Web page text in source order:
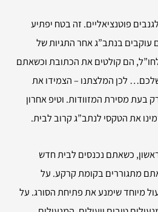
פוטנציאליים. זה בטח יפתיע
עוקבים בנתב”ג אחר התגיות של
הם קולטים את הכתובת וכשאתם
לכן המלצתנו – הצמידו את
בעת מסירת המזוודות. וטיפ אחרון
את הטקסי לנתב”ג קרוב לבית.
ראשון, כשאתם נכנסים לבית חדש
מתגוררים בקומת קרקע. על
מיוחד שימנע את פתיחת הסורג. על